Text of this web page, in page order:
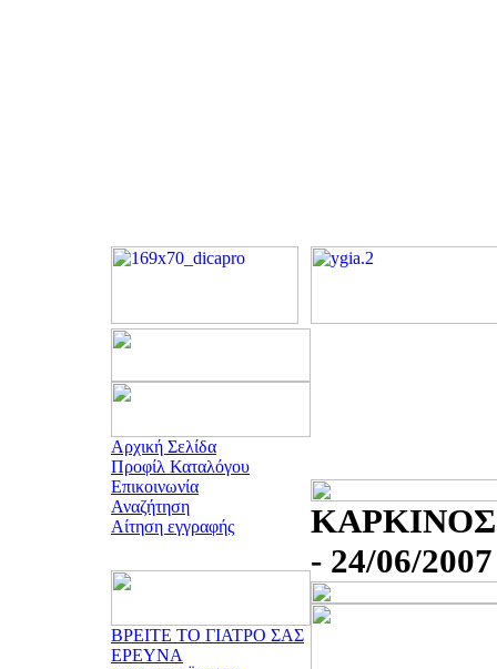
Αρχική Σελίδα
Προφίλ Καταλόγου
Επικοινωνία
Αναζήτηση
Αίτηση εγγραφής
ΒΡΕΙΤΕ ΤΟ ΓΙΑΤΡΟ ΣΑΣ
ΕΡΕΥΝΑ
- 24/06/2007